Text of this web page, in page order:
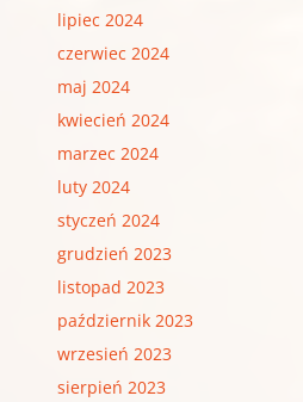
lipiec 2024
czerwiec 2024
maj 2024
kwiecień 2024
marzec 2024
luty 2024
styczeń 2024
grudzień 2023
listopad 2023
październik 2023
wrzesień 2023
sierpień 2023